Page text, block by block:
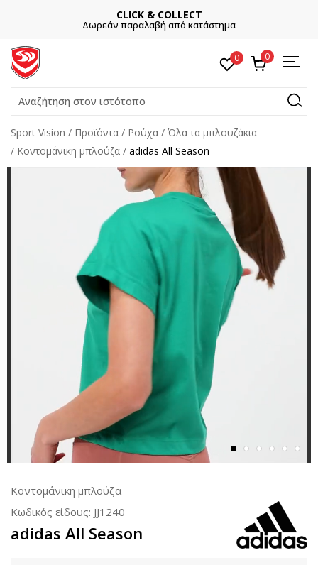
CLICK & COLLECT
παραλαβή από κατάστημα
0 0
Αναζήτηση στον ιστότοπο
Sport Vision Προϊόντα Ρούχα
Όλα τα μπλουζάκια
Κοντομάνικη μπλούζα
adidas All Season
Κοντομάνικη μπλούζα
Κωδικός είδους: JJ1240
adidas All Season